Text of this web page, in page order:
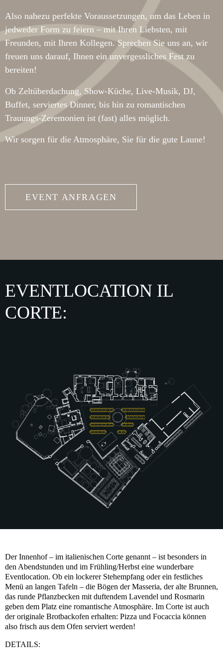
Also nahezu perfekte Voraussetzungen, um das Leben in
jedweder Form zu feiern – mit Ihren Liebsten, mit
Freunden, mit Ihren Kollegen. Sprechen Sie uns an, wir
freuen uns darauf, Ihnen ein unvergessliches Fest zu
bereiten!
Ob Zeltüberdachung, Show-Küche, Live-Musik, DJ,
Buffet, serviertes Dinner, bis hin zu romantischen
Trauungs-Zeremonien ist (fast) alles möglich.
Wir sorgen für die Atmosphäre, Sie für die gute Laune!
EVENT ANFRAGEN
EVENTLOCATION IL
CORTE:
Der Innenhof – im italienischen Corte genannt – ist besonders in
den Abendstunden und im Frühling/Herbst eine wunderbare
Eventlocation. Ob ein lockerer Stehempfang oder ein festliches
Menü an langen Tafeln – die Bögen der Masseria, der alte Brunnen,
das runde Pflanzbecken mit duftendem Lavendel und Rosmarin
geben dem Platz eine romantische Atmosphäre. Im Corte ist auch
der originale Brotbackofen erhalten: Pizza und Focaccia können
also frisch aus dem Ofen serviert werden!
DETAILS: